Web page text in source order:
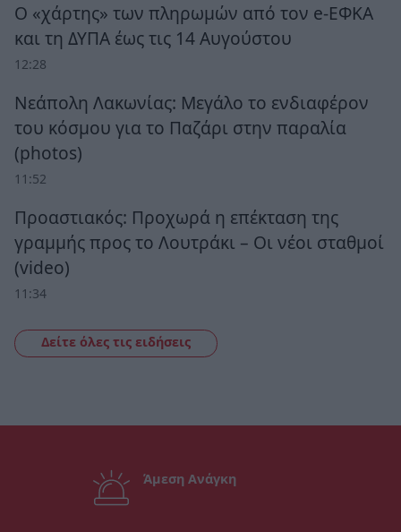
Ο «χάρτης» των πληρωμών από τον e-ΕΦΚΑ
και τη ΔΥΠΑ έως τις 14 Αυγούστου
12:28
Νεάπολη Λακωνίας: Μεγάλο το ενδιαφέρον
του κόσμου για το Παζάρι στην παραλία
(photos)
11:52
Προαστιακός: Προχωρά η επέκταση της
γραμμής προς το Λουτράκι – Οι νέοι σταθμοί
(video)
11:34
Δείτε όλες τις ειδήσεις
Άμεση Ανάγκη